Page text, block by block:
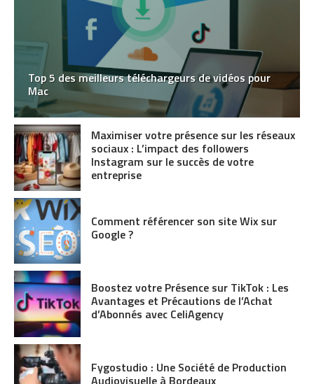
Top 5 des meilleurs téléchargeurs de vidéos pour
Mac
Maximiser votre présence sur les réseaux
sociaux : L’impact des followers
Instagram sur le succès de votre
entreprise
Comment référencer son site Wix sur
Google ?
Boostez votre Présence sur TikTok : Les
Avantages et Précautions de l’Achat
d’Abonnés avec CeliAgency
Fygostudio : Une Société de Production
Audiovisuelle à Bordeaux